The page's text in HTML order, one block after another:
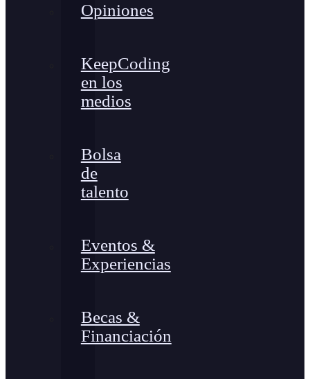
Opiniones
KeepCoding
en los
medios
Bolsa
de
talento
Eventos &
Experiencias
Becas &
Financiación